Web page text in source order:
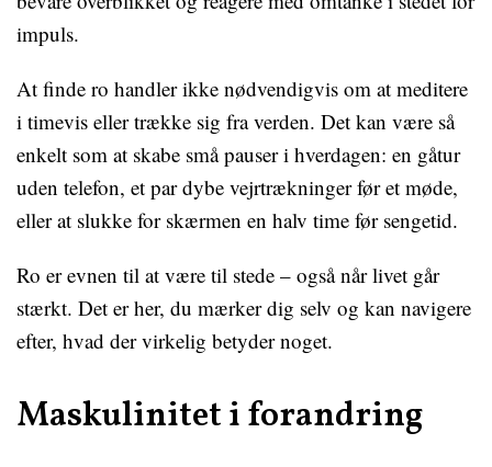
impuls.
At finde ro handler ikke nødvendigvis om at meditere
i timevis eller trække sig fra verden. Det kan være så
enkelt som at skabe små pauser i hverdagen: en gåtur
uden telefon, et par dybe vejrtrækninger før et møde,
eller at slukke for skærmen en halv time før sengetid.
Ro er evnen til at være til stede – også når livet går
stærkt. Det er her, du mærker dig selv og kan navigere
efter, hvad der virkelig betyder noget.
Maskulinitet i forandring